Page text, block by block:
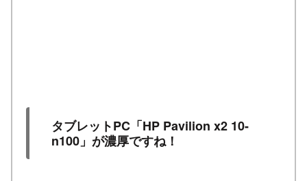
タブレットPC「HP Pavilion x2 10-
n100」が濃厚ですね！